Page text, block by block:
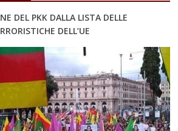
DEL PKK DALLA LISTA DELLE
DELL’UE